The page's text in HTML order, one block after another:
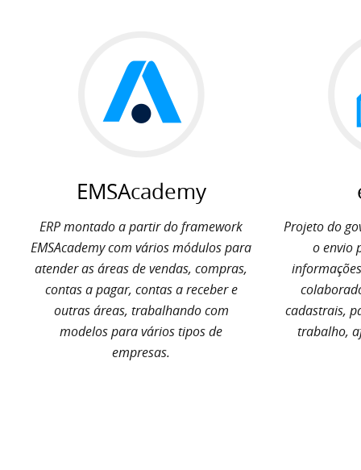
EMSAcademy
ERP montado a partir do framework
EMSAcademy com vários módulos para
atender as áreas de vendas, compras,
contas a pagar, contas a receber e
outras áreas, trabalhando com
modelos para vários tipos de
empresas.
Projeto do
o envio
cadastrais,
trabalho,